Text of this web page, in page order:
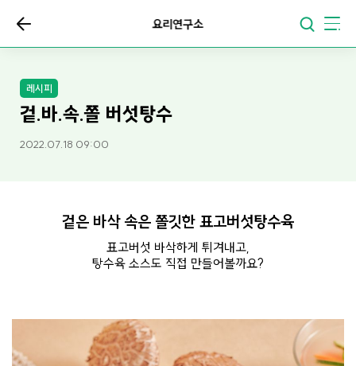
요리연구소
레시피
겉.바.속.쫄 버섯탕수
2022.07.18 09:00
겉은 바삭 속은 쫄깃한 표고버섯탕수육
표고버섯 바삭하게 튀겨내고,
탕수육 소스도 직접 만들어볼까요?